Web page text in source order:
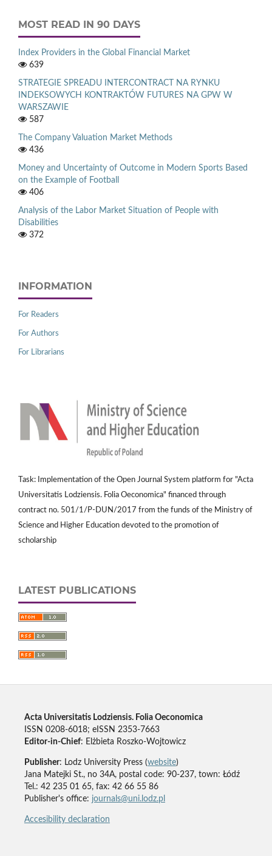
MOST READ IN 90 DAYS
Index Providers in the Global Financial Market
639
STRATEGIE SPREADU INTERCONTRACT NA RYNKU
INDEKSOWYCH KONTRAKTÓW FUTURES NA GPW W
WARSZAWIE
587
The Company Valuation Market Methods
436
Money and Uncertainty of Outcome in Modern Sports Based
on the Example of Football
406
Analysis of the Labor Market Situation of People with
Disabilities
372
INFORMATION
For Readers
For Authors
For Librarians
Task: Implementation of the Open Journal System platform for "Acta
Universitatis Lodziensis. Folia Oeconomica" financed through
contract no. 501/1/P-DUN/2017 from the funds of the Ministry of
Science and Higher Education devoted to the promotion of
scholarship
LATEST PUBLICATIONS
Acta Universitatis Lodziensis. Folia Oeconomica
ISSN 0208-6018; eISSN 2353-7663
Editor-in-Chief: Elżbieta Roszko-Wojtowicz
Publisher: Lodz University Press (website)
Jana Matejki St., no 34A, postal code: 90-237, town: Łódź
Tel.: 42 235 01 65, fax: 42 66 55 86
Publisher's office: journals@uni.lodz.pl
Accesibility declaration